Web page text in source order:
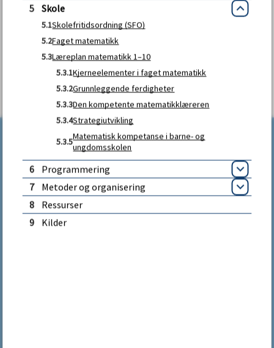
u
n
e
Fant du det du lette etter?
JA NEI
Kontakt oss
5 Skole Lukk
5.1Skolefritidsordning (SFO)
5.2Faget matematikk
5.3Læreplan matematikk 1–10
5.3.1Kjerneelementer i faget matematikk
5.3.2Grunnleggende ferdigheter
5.3.3Den kompetente matematikklæreren
5.3.4Strategiutvikling
5.3.5Matematisk kompetanse i barne- og
ungdomsskolen
6 Programmering Åpne
7 Metoder og organisering Åpne
8
Ressurser
9
Kilder